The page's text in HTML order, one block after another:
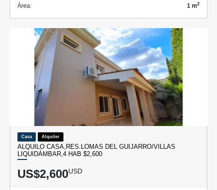
Área:
1 m2
Casa Alquiler
ALQUILO CASA,RES.LOMAS DEL GUIJARRO/VILLAS
LIQUIDÁMBAR,4 HAB $2,600
US$2,600USD